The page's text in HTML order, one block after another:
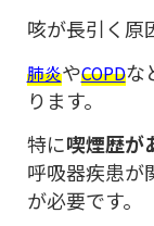
咳が長引く原
肺炎やCOPDな
ります。
特に喫煙歴が
呼吸器疾患が
が必要です。